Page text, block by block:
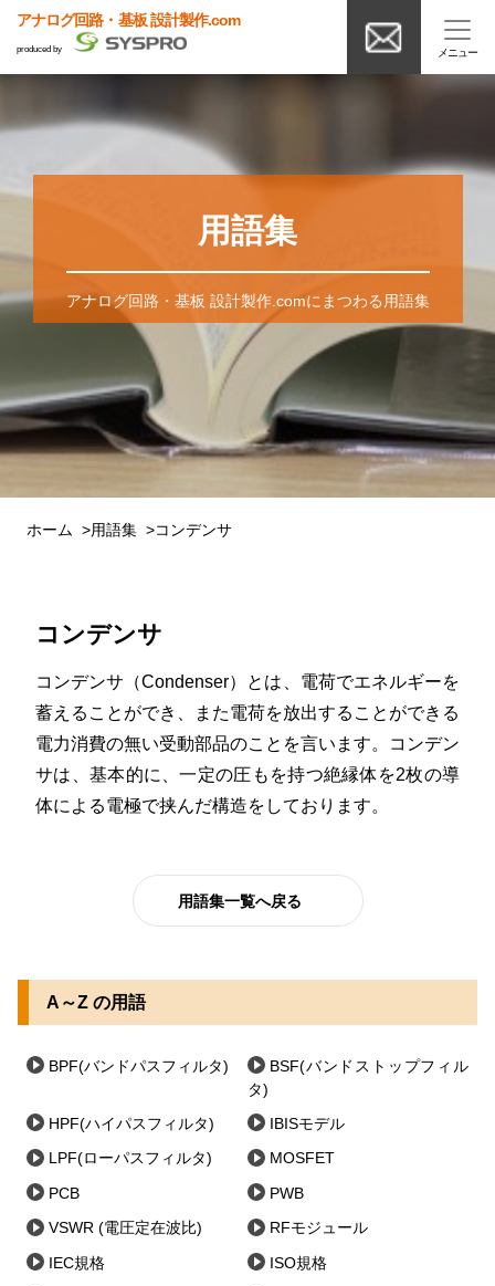
アナログ回路・基板 設計製作.com
produced by
用語集
アナログ回路・基板 設計製作.comにまつわる用語集
ホーム 用語集 コンデンサ
コンデンサ
コンデンサ（Condenser）とは、電荷でエネルギーを
蓄えることができ、また電荷を放出することができる
電力消費の無い受動部品のことを言います。コンデン
サは、基本的に、一定の圧もを持つ絶縁体を2枚の導
体による電極で挟んだ構造をしております。
用語集一覧へ戻る
A～Z の用語
BPF(バンドパスフィルタ)
BSF(バンドストップフィル
タ)
HPF(ハイパスフィルタ) IBISモデル
LPF(ローパスフィルタ) MOSFET
PCB PWB
VSWR (電圧定在波比) RFモジュール
IEC規格 ISO規格